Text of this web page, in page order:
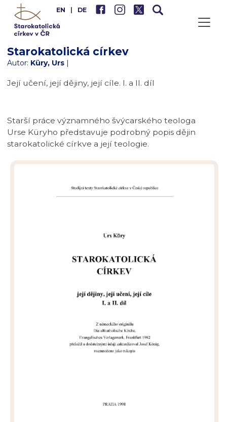
EN DE
Starokatolická církev
Autor: Küry, Urs |
Její učení, její dějiny, její cíle. I. a II. díl
Starší práce významného švýcarského teologa
Urse Küryho představuje podrobný popis dějin
starokatolické církve a její teologie.